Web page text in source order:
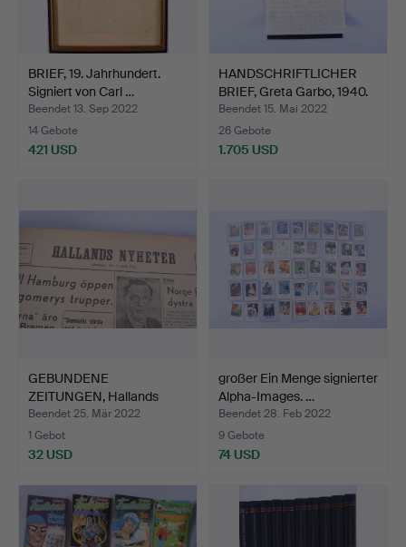
BRIEF, 19. Jahrhundert.
Signiert von Carl …
Beendet 13. Sep 2022
14 Gebote
421 USD
HANDSCHRIFTLICHER
BRIEF, Greta Garbo, 1940.
Beendet 15. Mai 2022
26 Gebote
1.705 USD
GEBUNDENE
ZEITUNGEN, Hallands
Nyheter, 194…
Beendet 25. Mär 2022
1 Gebot
32 USD
großer Ein Menge signierter
Alpha-Images. …
Beendet 28. Feb 2022
9 Gebote
74 USD